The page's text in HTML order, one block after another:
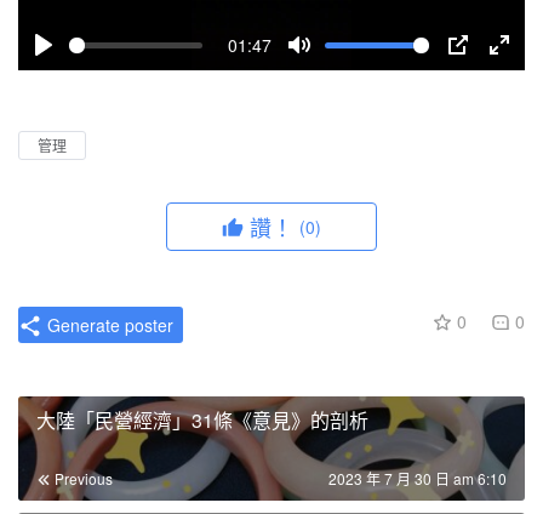
P
a
01:47
M
P
E
l
c
e
e
管理
讚！ (0)
0 0
Generate poster
大陸「民營經濟」31條《意見》的剖析
Previous 2023 年 7 月 30 日 am 6:10